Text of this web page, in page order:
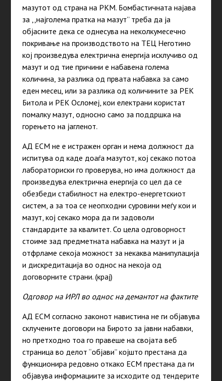
мазутот од страна на РКМ. Бомбастичната најава
за ,,најголема пратка на мазут” треба да ја
објасните дека се однесува на неколкумесечно
покривање на производството на ТЕЦ Неготино
кој произведува електрична енергија исклучиво од
мазут и од тие причини е набавена голема
количина, за разлика од првата набавка за само
еден месец, или за разлика од количините за РЕК
Битола и РЕК Осломеј, кои електрани користат
помалку мазут, односно само за поддршка на
горењето на јагленот.
АД ЕСМ не е истражен орган и нема должност да
испитува од каде доаѓа мазутот, кој секако потоа
лабораториски го проверува, но има должност да
произведува електрична енергија со цел да се
обезбеди стабилност на електро-енергетскиот
систем, а за тоа се неопходни суровини меѓу кои и
мазут, кој секако мора да ги задоволи
стандардите за квалитет. Со цела одговорност
стоиме зад предметната набавка на мазут и ја
отфрламе секоја можност за некаква манипулација
и дискредитација во однос на некоја од
договорните страни. (крај)
Одговор на ИРЛ во однос на демантот на фактите
АД ЕСМ согласно законот навистина не ги објавува
склучените договори на Бирото за јавни набавки,
но претходно тоа го правеше на својата веб
страница во делот “објави” којшто престана да
функционира редовно откако ЕСМ престана да ги
објавува информациите за исходите од тендерите